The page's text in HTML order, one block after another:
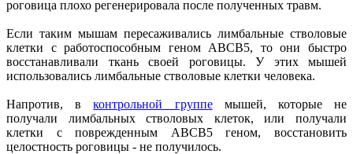
роговица плохо регенерировала после полученных травм.
Если таким мышам пересаживались лимбальные стволовые
клетки с работоспособным геном ABCB5, то они быстро
восстанавливали ткань своей роговицы. У этих мышей
использовались лимбальные стволовые клетки человека.
Напротив, вконтрольной группемышей, которые не
получали лимбальных стволовых клеток, или получали
клетки с поврежденным ABCB5 геном, восстановить
целостность роговицы - не получилось.